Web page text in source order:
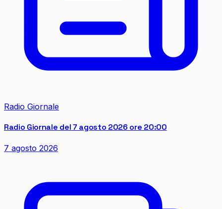
Radio Giornale
Radio Giornale del 7 agosto 2026 ore 20:00
7 agosto 2026